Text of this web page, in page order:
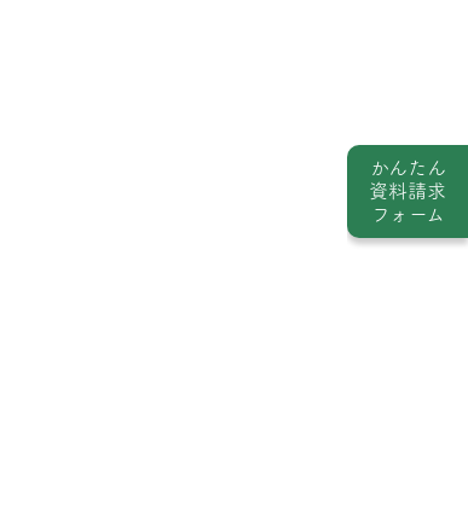
かんたん
資料請求
フォーム